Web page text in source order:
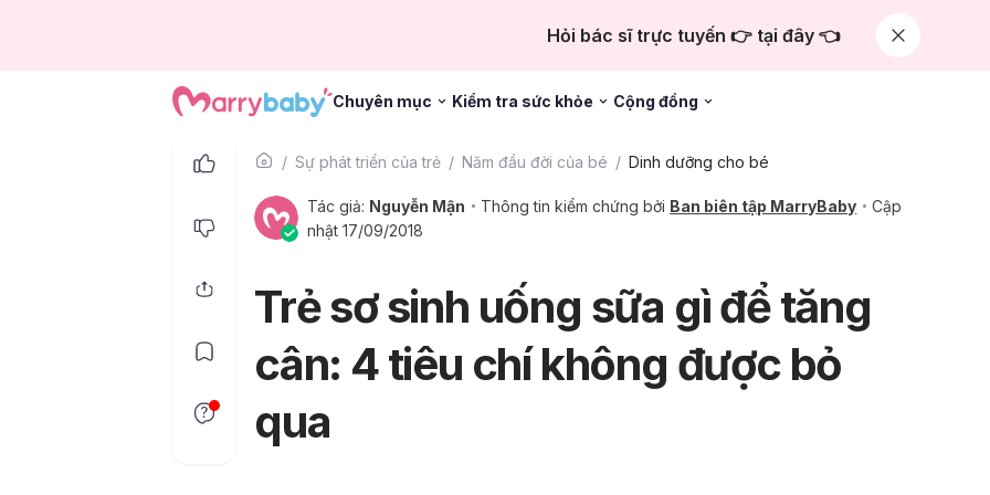
Hỏi bác sĩ trực tuyến 👉 tại đây 👈
Chuyên mục Kiểm tra sức khỏe Cộng đồng
Sự phát triển của trẻ Năm đầu đời của bé Dinh dưỡng cho bé
Tác giả: Nguyễn Mận Thông tin kiểm chứng bởi Ban biên tập MarryBaby
Cập
nhật 17/09/2018
Trẻ sơ sinh uống sữa gì để tăng
cân: 4 tiêu chí không được bỏ
qua